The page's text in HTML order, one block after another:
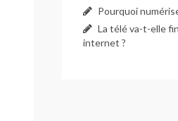
Pourquoi
La télé va-t-elle
internet ?